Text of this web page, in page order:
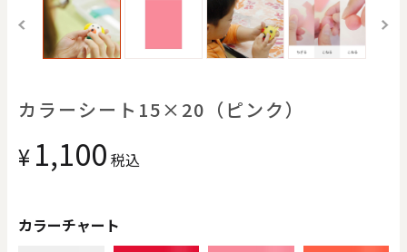
円
クリア OK
色で探す
カラーシート15×20（ピンク）
¥ 1,100 税込
カラーチャート